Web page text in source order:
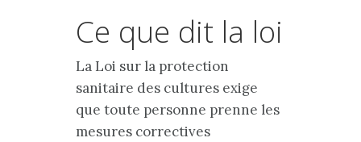
Ce que dit la loi
La Loi sur la protection
sanitaire des cultures exige
que toute personne prenne les
mesures correctives